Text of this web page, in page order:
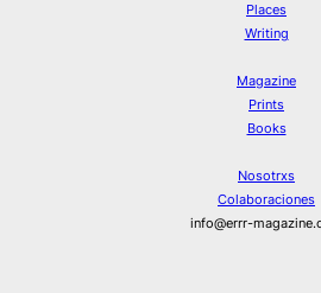
Places
Writing
Magazine
Prints
Books
Nosotrxs
Colaboraciones
info@errr-